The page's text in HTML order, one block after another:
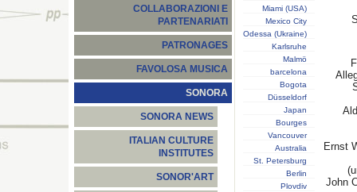
COLLABORAZIONI E
PARTENARIATI
PATRONAGES
FAVOLOSA MUSICA
SONORA
SONORA NEWS
ITALIAN CULTURE
INSTITUTES
SONOR'ART
Miami (USA)
Mexico City
Odessa (Ukraine)
Karlsruhe
Malmö
barcelona
Bogota
Düsseldorf
Japan
Bourges
Vancouver
Australia
St. Petersburg
Berlin
Plovdiv
Ernst
John